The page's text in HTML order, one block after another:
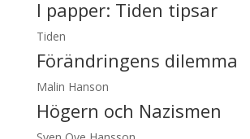
I papper: Tiden tipsar
Tiden
Förändringens dilemma
Malin Hanson
Högern och Nazismen